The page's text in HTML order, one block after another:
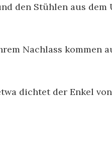
den Stühlen aus dem
Nachlass kommen
dichtet der Enkel